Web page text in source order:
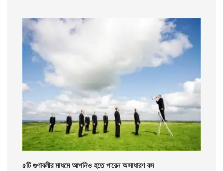
৫টি গুণাবলীর মাধমে আপনিও হতে পারেন অসাধারণ বস